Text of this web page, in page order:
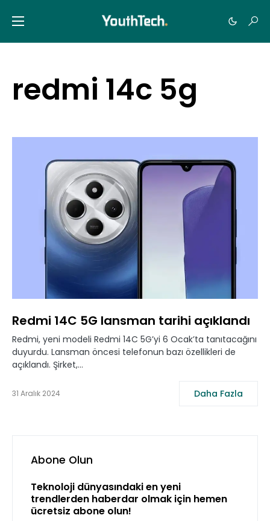
redmi 14c 5g
Redmi 14C 5G lansman tarihi açıklandı
Redmi, yeni modeli Redmi 14C 5G’yi 6 Ocak’ta tanıtacağını
duyurdu. Lansman öncesi telefonun bazı özellikleri de
açıklandı. Şirket,…
31 Aralık 2024 Daha Fazla
Abone Olun
Teknoloji dünyasındaki en yeni
trendlerden haberdar olmak için hemen
ücretsiz abone olun!